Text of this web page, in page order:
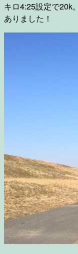
キロ4:25設定で20k
ありました！